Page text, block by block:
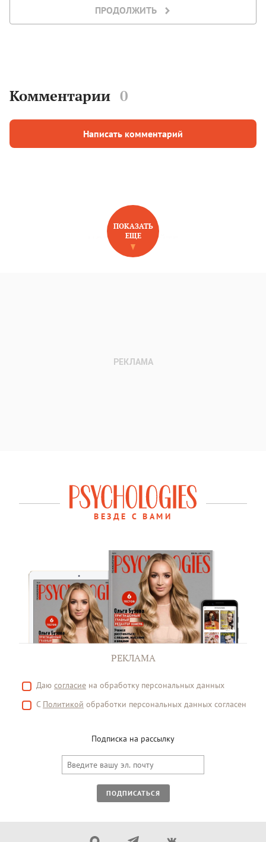
ПРОДОЛЖИТЬ
Комментарии 0
Написать комментарий
НОВОЕ НА САЙТЕ
ПОКАЗАТЬ
ЕЩЕ
ВЕЗДЕ С ВАМИ
РЕКЛАМА
Даю согласие на обработку персональных данных
С Политикой обработки персональных данных согласен
Подписка на рассылку
ПОДПИСАТЬСЯ